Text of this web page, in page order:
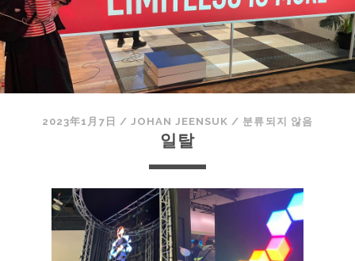
2023年1月7日 / JOHAN JEENSUK / 분류되지 않음
일탈